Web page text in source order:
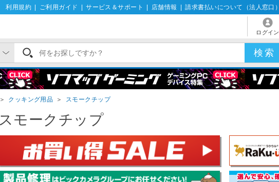
利用規約 ご利用ガイド サービス＆サポート 店舗情報 請求書払いについて（法人窓口）
ログイン
＞ クッキング用品 ＞ スモークチップ
スモークチップ